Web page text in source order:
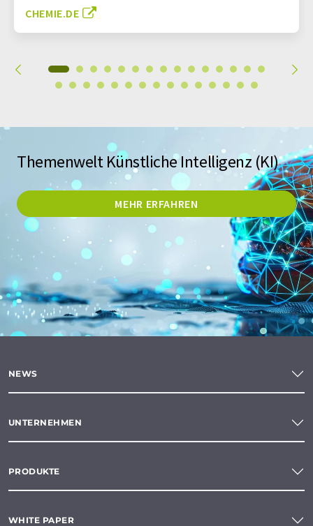
CHEMIE.DE
Themenwelt Künstliche Intelligenz (KI)
MEHR ERFAHREN
NEWS
UNTERNEHMEN
PRODUKTE
WHITE PAPER